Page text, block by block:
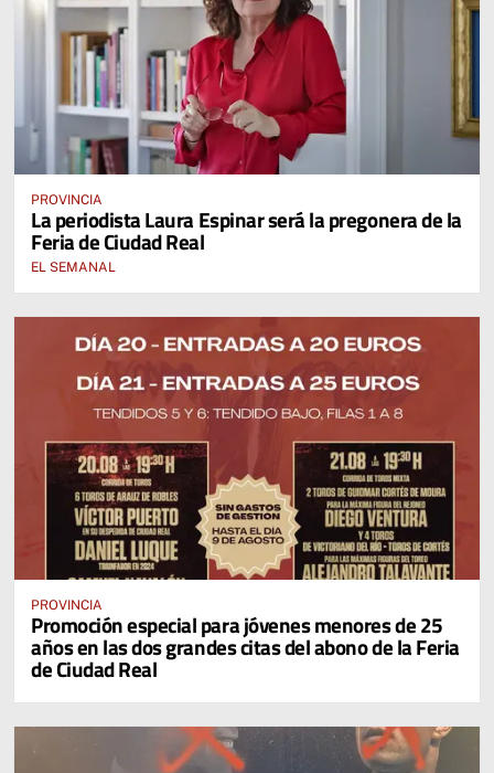
PROVINCIA
La periodista Laura Espinar será la pregonera de la
Feria de Ciudad Real
EL SEMANAL
PROVINCIA
Promoción especial para jóvenes menores de 25
años en las dos grandes citas del abono de la Feria
de Ciudad Real